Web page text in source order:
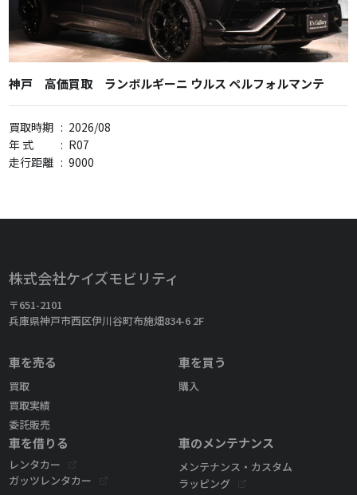
神戸 高価買取 ランボルギーニ ウルス ペルフォルマンテ
買取時期 : 2026/08
年 式
: R07
走行距離 : 9000
株式会社ケイズモビリティ
〒651-2101
兵庫県神戸市西区伊川谷町布施畑834-6 2F
車を売る
買取
買取実績
委託販売
車を買う
購入
車を借りる
レンタカー
ガッツレンタカー
車のメンテナンス
メンテナンス・カスタム
ラッピング